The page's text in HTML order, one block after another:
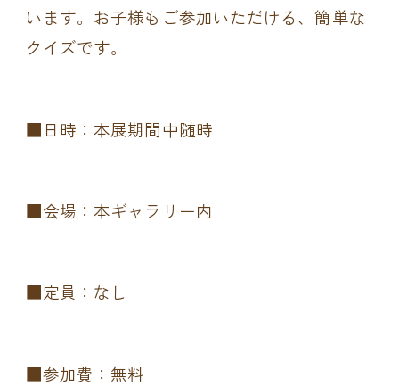
います。お子様もご参加いただける、簡単な
クイズです。
■日時：本展期間中随時
■会場：本ギャラリー内
■定員：なし
■参加費：無料